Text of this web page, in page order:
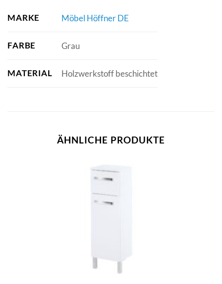
MARKE Möbel Höffner DE
FARBE Grau
MATERIAL Holzwerkstoff beschichtet
ÄHNLICHE PRODUKTE